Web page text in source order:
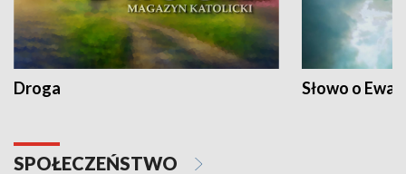
Droga Słowo o
SPOŁECZEŃSTWO